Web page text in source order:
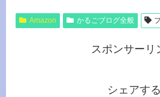
Amazon かるごブログ全般
スポンサーリ
シェアする